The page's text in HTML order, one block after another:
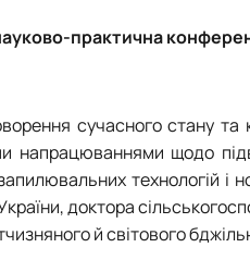
практична
сучасного стану та
напрацюваннями щодо
технологій і
доктора
й світового